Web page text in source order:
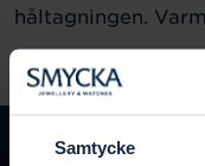
Samtycke
håltagningen.
Mer information
www.blomdahl.se